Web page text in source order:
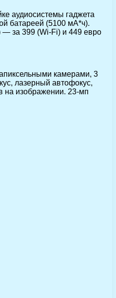
аудиосистемы гаджета
батареей (5100 мА*ч).
— за 399 (Wi-Fi) и 449 евро
камерами, 3
лазерный автофокус,
на изображении. 23-мп